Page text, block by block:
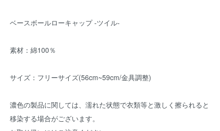
ベースボールローキャップ -ツイル-
素材：綿100％
サイズ：フリーサイズ(56cm~59cm/金具調整)
濃色の製品に関しては、濡れた状態で衣類等と激しく擦られると
移染する場合がございます。